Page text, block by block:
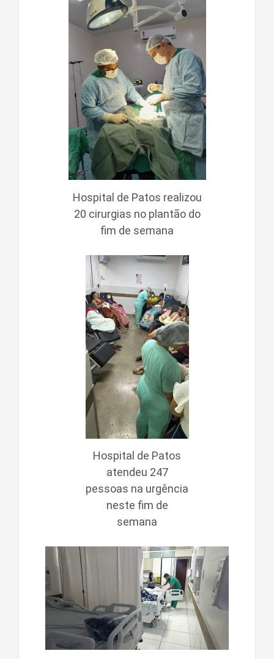
Hospital de Patos realizou
20 cirurgias no plantão do
fim de semana
Hospital de Patos
atendeu 247
pessoas na urgência
neste fim de
semana